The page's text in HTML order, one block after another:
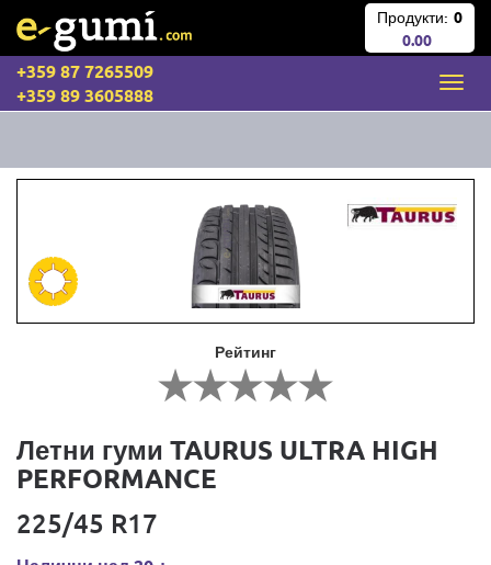
Продукти: 0
0.00
+359 87 7265509
+359 89 3605888
Рейтинг
Летни гуми TAURUS ULTRA HIGH
PERFORMANCE
225/45 R17